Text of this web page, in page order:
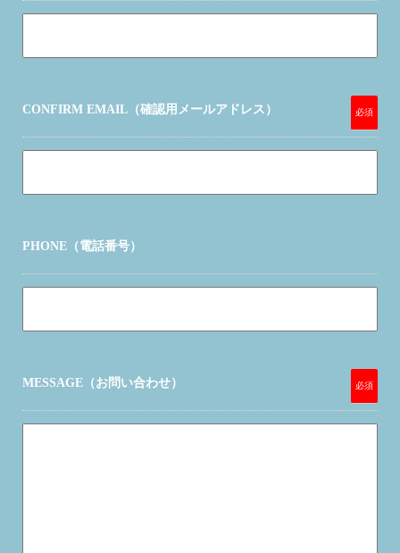
CONFIRM EMAIL（確認用メールアドレス） 必須
PHONE（電話番号）
MESSAGE（お問い合わせ） 必須